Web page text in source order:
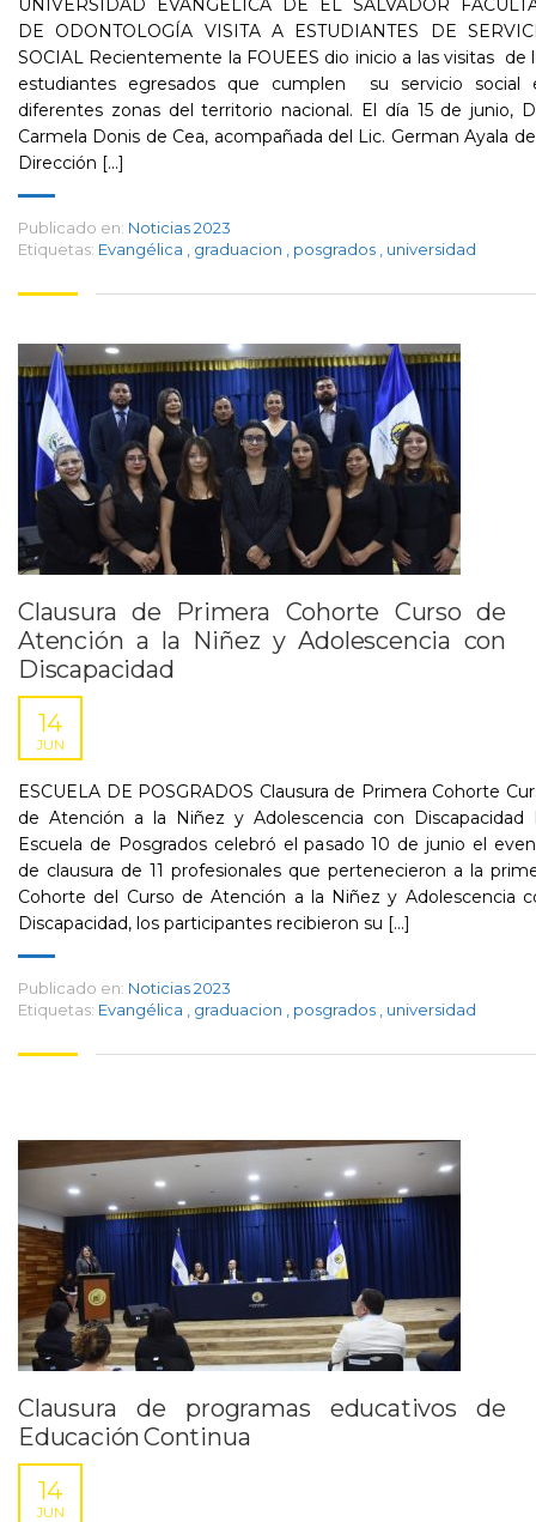
UNIVERSIDAD EVANGÉLICA DE EL SALVADOR
DE ODONTOLOGÍA VISITA A ESTUDIANTES DE
SOCIAL Recientemente la FOUEES dio inicio a las visitas de
estudiantes egresados que cumplen su servicio social
diferentes zonas del territorio nacional. El día 15 de junio,
Carmela Donis de Cea, acompañada del Lic. German Ayala
Dirección [...]
Publicado en: Noticias 2023
Etiquetas: Evangélica graduacion posgrados universidad
Clausura de Primera Cohorte Curso de
Atención a la Niñez y Adolescencia con
Discapacidad
14
JUN
ESCUELA DE POSGRADOS Clausura de Primera Cohorte
de Atención a la Niñez y Adolescencia con Discapacidad
Escuela de Posgrados celebró el pasado 10 de junio el
de clausura de 11 profesionales que pertenecieron a la
Cohorte del Curso de Atención a la Niñez y Adolescencia
Discapacidad, los participantes recibieron su [...]
Publicado en: Noticias 2023
Etiquetas: Evangélica graduacion posgrados universidad
Clausura de programas educativos de
Educación Continua
14
JUN